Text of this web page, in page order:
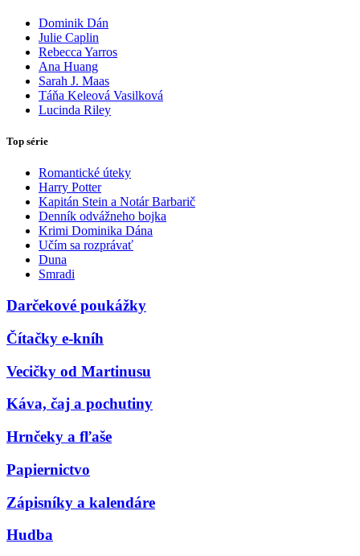
Dominik Dán
Julie Caplin
Rebecca Yarros
Ana Huang
Sarah J. Maas
Táňa Keleová Vasilková
Lucinda Riley
Top série
Romantické úteky
Harry Potter
Kapitán Stein a Notár Barbarič
Denník odvážneho bojka
Krimi Dominika Dána
Učím sa rozprávať
Duna
Smradi
Darčekové poukážky
Čítačky e-kníh
Vecičky od Martinusu
Káva, čaj a pochutiny
Hrnčeky a fľaše
Papiernictvo
Zápisníky a kalendáre
Hudba